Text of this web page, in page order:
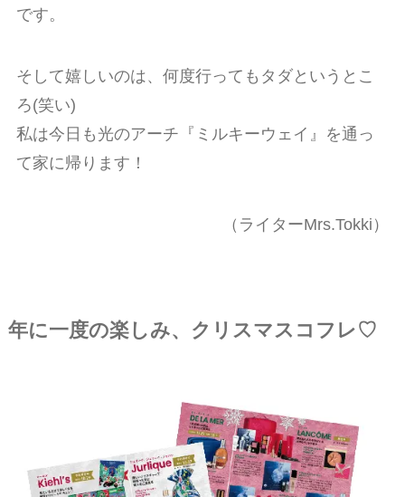
です。
そして嬉しいのは、何度行ってもタダというとこ
ろ(笑い)
私は今日も光のアーチ『ミルキーウェイ』を通っ
て家に帰ります！
（ライターMrs.Tokki）
年に一度の楽しみ、クリスマスコフレ♡